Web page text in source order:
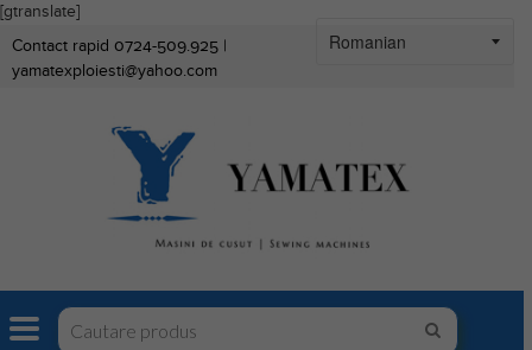
[gtranslate]
Contact rapid 0724-509.925 |
yamatexploiesti@yahoo.com